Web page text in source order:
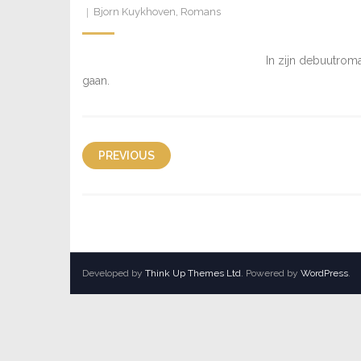
Bjorn Kuykhoven, Romans
In zijn
gaan.
PREVIOUS
Developed by Think Up Themes Ltd. Powered by WordPress.